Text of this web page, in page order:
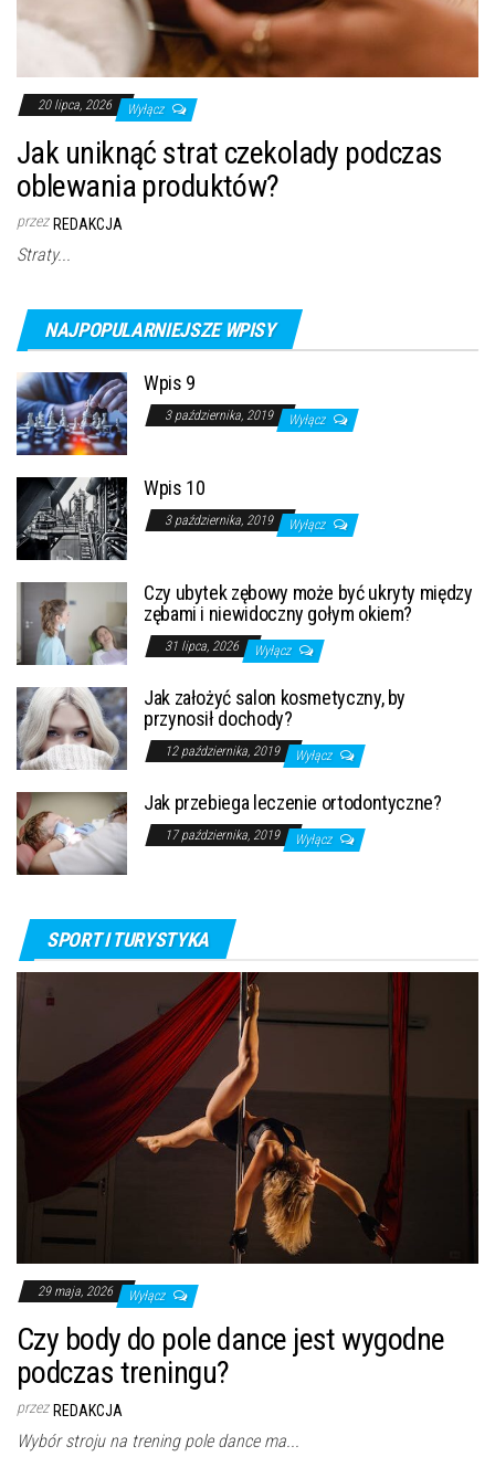
20 lipca, 2026 Wyłącz
Jak uniknąć strat czekolady podczas
oblewania produktów?
przez REDAKCJA
Straty...
NAJPOPULARNIEJSZE WPISY
Wpis 9
3 października, 2019 Wyłącz
Wpis 10
3 października, 2019 Wyłącz
Czy ubytek zębowy może być ukryty między
zębami i niewidoczny gołym okiem?
31 lipca, 2026 Wyłącz
Jak założyć salon kosmetyczny, by
przynosił dochody?
12 października, 2019 Wyłącz
Jak przebiega leczenie ortodontyczne?
17 października, 2019 Wyłącz
SPORT I TURYSTYKA
29 maja, 2026 Wyłącz
Czy body do pole dance jest wygodne
podczas treningu?
przez REDAKCJA
Wybór stroju na trening pole dance ma...